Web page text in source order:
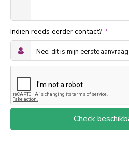
Indien reeds eerder contact? *
Check